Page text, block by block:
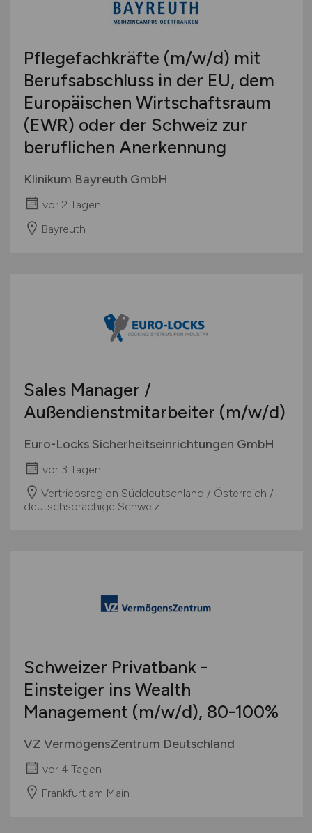
Pflegefachkräfte (m/w/d) mit
Berufsabschluss in der EU, dem
Europäischen Wirtschaftsraum
(EWR) oder der Schweiz zur
beruflichen Anerkennung
Klinikum Bayreuth GmbH
vor 2 Tagen
Bayreuth
Sales Manager /
Außendienstmitarbeiter (m/w/d)
Euro-Locks Sicherheitseinrichtungen GmbH
vor 3 Tagen
Vertriebsregion Süddeutschland / Österreich /
deutschsprachige Schweiz
Schweizer Privatbank -
Einsteiger ins Wealth
Management (m/w/d), 80-100%
VZ VermögensZentrum Deutschland
vor 4 Tagen
Frankfurt am Main